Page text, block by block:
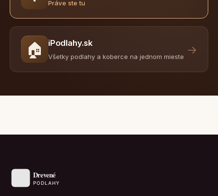
Práve ste tu
🏠 iPodlahy.sk
Všetky podlahy a koberce na jednom mieste
→